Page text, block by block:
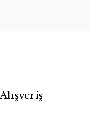
Alışveriş